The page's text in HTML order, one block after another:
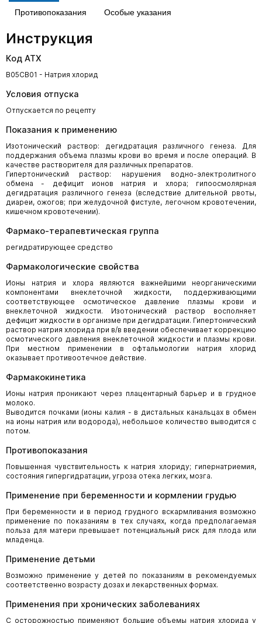
Противопоказания Особые указания
Инструкция
Код АТХ
B05CB01 - Натрия хлорид
Условия отпуска
Отпускается по рецепту
Показания к применению
Изотонический раствор: дегидратация различного генеза. Для
поддержания объема плазмы крови во время и после операций. В
качестве растворителя для различных препаратов.
Гипертонический раствор: нарушения водно-электролитного
обмена - дефицит ионов натрия и хлора; гипоосмолярная
дегидратация различного генеза (вследствие длительной рвоты,
диареи, ожогов; при желудочной фистуле, легочном кровотечении,
кишечном кровотечении).
Фармако-терапевтическая группа
регидратирующее средство
Фармакологические свойства
Ионы натрия и хлора являются важнейшими неорганическими
компонентами внеклеточной жидкости, поддерживающими
соответствующее осмотическое давление плазмы крови и
внеклеточной жидкости. Изотонический раствор восполняет
дефицит жидкости в организме при дегидратации. Гипертонический
раствор натрия хлорида при в/в введении обеспечивает коррекцию
осмотического давления внеклеточной жидкости и плазмы крови.
При местном применении в офтальмологии натрия хлорид
оказывает противоотечное действие.
Фармакокинетика
Ионы натрия проникают через плацентарный барьер и в грудное
молоко.
Выводится почками (ионы калия - в дистальных канальцах в обмен
на ионы натрия или водорода), небольшое количество выводится с
потом.
Противопоказания
Повышенная чувствительность к натрия хлориду; гипернатриемия,
состояния гипергидратации, угроза отека легких, мозга.
Применение при беременности и кормлении грудью
При беременности и в период грудного вскармливания возможно
применение по показаниям в тех случаях, когда предполагаемая
польза для матери превышает потенциальный риск для плода или
младенца.
Применение детьми
Возможно применение у детей по показаниям в рекомендуемых
соответственно возрасту дозах и лекарственных формах.
Применения при хронических заболеваниях
С осторожностью применяют большие объемы натрия хлорида у